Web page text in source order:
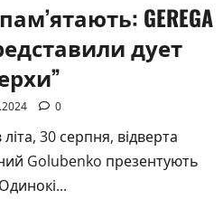
GEREGA
дует
0
30 серпня, відверта
Golubenko презентують